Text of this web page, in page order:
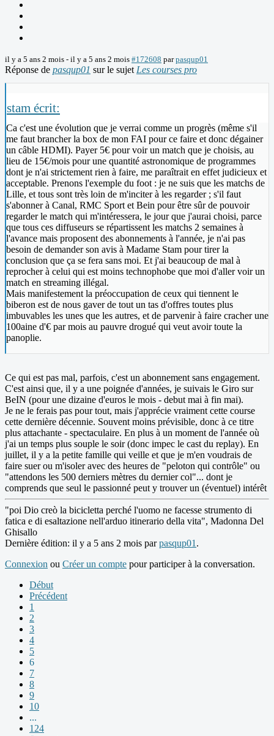
il y a 5 ans 2 mois - il y a 5 ans 2 mois #172608 parpasqup01
Réponse de pasqup01 sur le sujet Les courses pro
stam écrit:
Ca c'est une évolution que je verrai comme un progrès (même s'il
me faut brancher la box de mon FAI pour ce faire et donc dégainer
un câble HDMI). Payer 5€ pour voir un match que je choisis, au
lieu de 15€/mois pour une quantité astronomique de programmes
dont je n'ai strictement rien à faire, me paraîtrait en effet judicieux et
acceptable. Prenons l'exemple du foot : je ne suis que les matchs de
Lille, et tous sont très loin de m'inciter à les regarder ; s'il faut
s'abonner à Canal, RMC Sport et Bein pour être sûr de pouvoir
regarder le match qui m'intéressera, le jour que j'aurai choisi, parce
que tous ces diffuseurs se répartissent les matchs 2 semaines à
l'avance mais proposent des abonnements à l'année, je n'ai pas
besoin de demander son avis à Madame Stam pour tirer la
conclusion que ça se fera sans moi. Et j'ai beaucoup de mal à
reprocher à celui qui est moins technophobe que moi d'aller voir un
match en streaming illégal.
Mais manifestement la préoccupation de ceux qui tiennent le
biberon est de nous gaver de tout un tas d'offres toutes plus
imbuvables les unes que les autres, et de parvenir à faire cracher une
100aine d'€ par mois au pauvre drogué qui veut avoir toute la
panoplie.
Ce qui est pas mal, parfois, c'est un abonnement sans engagement.
C'est ainsi que, il y a une poignée d'années, je suivais le Giro sur
BeIN (pour une dizaine d'euros le mois - debut mai à fin mai).
Je ne le ferais pas pour tout, mais j'apprécie vraiment cette course
cette dernière décennie. Souvent moins prévisible, donc à ce titre
plus attachante - spectaculaire. En plus à un moment de l'année où
j'ai un temps plus souple le soir (donc impec le cast du replay). En
juillet, il y a la petite famille qui veille et que je m'en voudrais de
faire suer ou m'isoler avec des heures de "peloton qui contrôle" ou
"attendons les 500 derniers mètres du dernier col"... dont je
comprends que seul le passionné peut y trouver un (éventuel) intérêt
"poi Dio creò la bicicletta perché l'uomo ne facesse strumento di
fatica e di esaltazione nell'arduo itinerario della vita", Madonna Del
Ghisallo
Dernière édition: il y a 5 ans 2 mois parpasqup01 .
Connexion ou Créer un compte pour participer à la conversation.
Début
Précédent
1
2
3
4
5
6
7
8
9
10
...
124